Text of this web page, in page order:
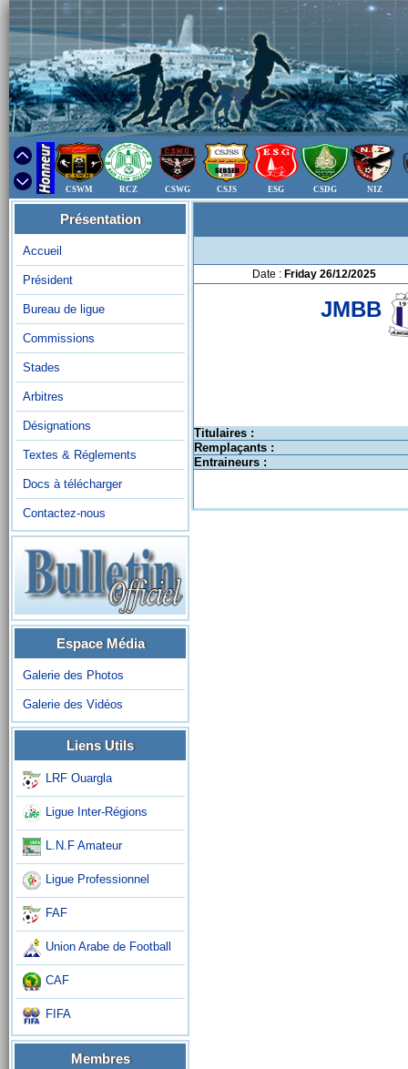
CSWM RCZ CSWG CSJS ESG CSDG NIZ
Présentation
Accueil
Président
Bureau de ligue
Commissions
Stades
Arbitres
Désignations
Textes & Réglements
Docs à télécharger
Contactez-nous
Espace Média
Galerie des Photos
Galerie des Vidéos
Liens Utils
LRF Ouargla
Ligue Inter-Régions
L.N.F Amateur
Ligue Professionnel
FAF
Union Arabe de Football
CAF
FIFA
Membres
Date : Friday 26/12/2025
JMBB
Titulaires :
Remplaçants :
Entraineurs :